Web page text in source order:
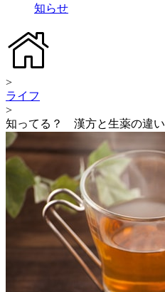
知らせ
>
ライフ
>
知ってる？ 漢方と生薬の違い